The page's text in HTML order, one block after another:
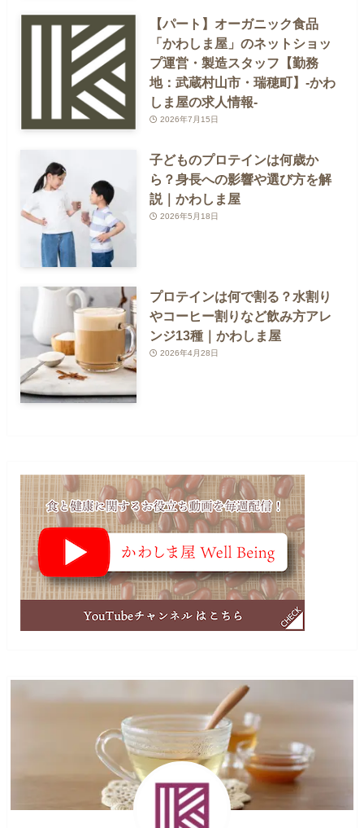
【パート】オーガニック食品
「かわしま屋」のネットショッ
プ運営・製造スタッフ【勤務
地：武蔵村山市・瑞穂町】-かわ
しま屋の求人情報-
2026年7月15日
子どものプロテインは何歳か
ら？身長への影響や選び方を解
説｜かわしま屋
2026年5月18日
プロテインは何で割る？水割り
やコーヒー割りなど飲み方アレ
ンジ13種｜かわしま屋
2026年4月28日